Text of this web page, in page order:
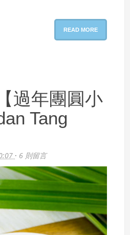
READ MORE
過年團圓小
Tang
· 6 則留言